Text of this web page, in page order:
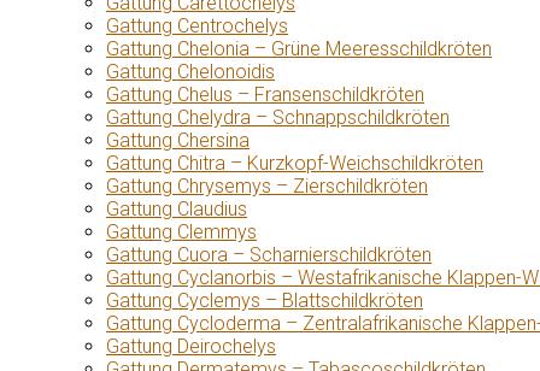
Gattung Centrochelys
Gattung Chelonia – Grüne Meeresschildkröten
Gattung Chelonoidis
Gattung Chelus – Fransenschildkröten
Gattung Chelydra – Schnappschildkröten
Gattung Chersina
Gattung Chitra – Kurzkopf-Weichschildkröten
Gattung Chrysemys – Zierschildkröten
Gattung Claudius
Gattung Clemmys
Gattung Cuora – Scharnierschildkröten
Gattung Cyclanorbis – Westafrikanische Klappen-
Gattung Cyclemys – Blattschildkröten
Gattung Cycloderma – Zentralafrikanische
Gattung Deirochelys